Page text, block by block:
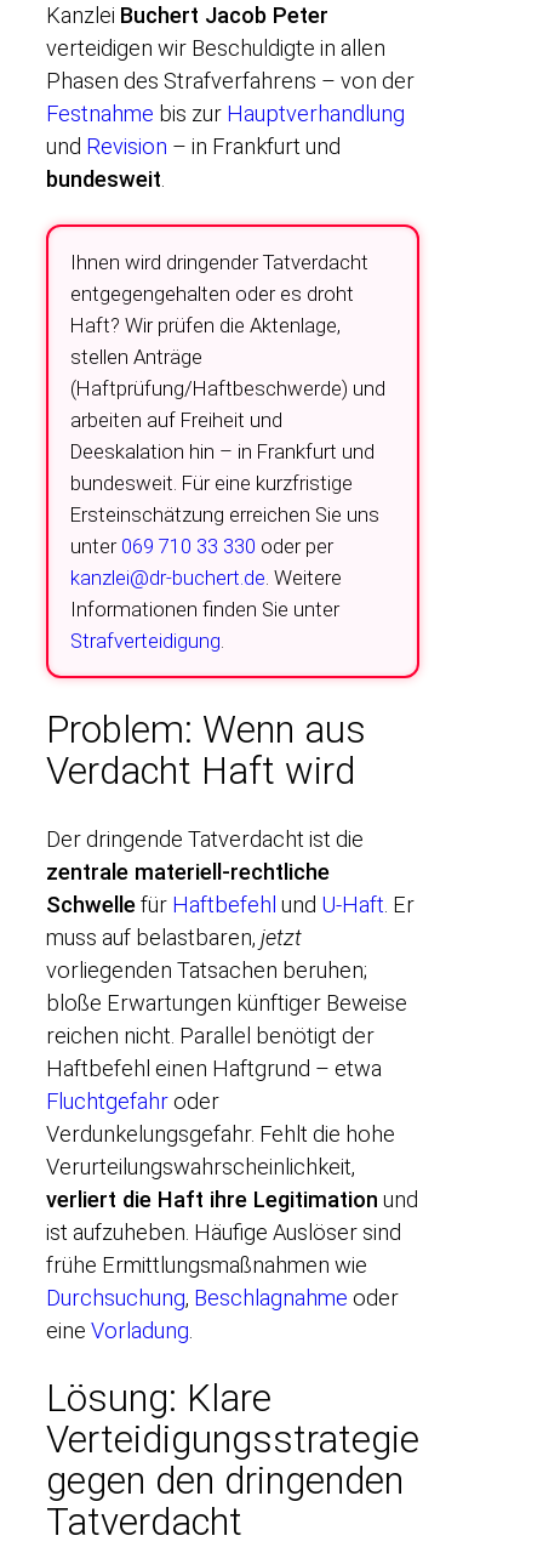
Kanzlei Buchert Jacob Peter
verteidigen wir Beschuldigte in allen
Phasen des Strafverfahrens – von der
Festnahme bis zur Hauptverhandlung
und Revision – in Frankfurt und
bundesweit
Ihnen wird dringender Tatverdacht
entgegengehalten oder es droht
Haft? Wir prüfen die Aktenlage,
stellen Anträge
(Haftprüfung/Haftbeschwerde) und
arbeiten auf Freiheit und
Deeskalation hin – in Frankfurt und
bundesweit. Für eine kurzfristige
Ersteinschätzung erreichen Sie uns
unter 069 710 33 330 oder per
kanzlei@dr-buchert.de . Weitere
Informationen finden Sie unter
Strafverteidigung
Problem: Wenn aus
Verdacht Haft wird
Der dringende Tatverdacht ist die
zentrale materiell-rechtliche
Schwellefür Haftbefehl und U-Haft. Er
muss auf belastbaren, jetzt
vorliegenden Tatsachen beruhen;
bloße Erwartungen künftiger Beweise
reichen nicht. Parallel benötigt der
Haftbefehl einen Haftgrund – etwa
Fluchtgefahroder
Verdunkelungsgefahr. Fehlt die hohe
Verurteilungswahrscheinlichkeit,
verliert die Haft ihre Legitimation und
ist aufzuheben. Häufige Auslöser sind
frühe Ermittlungsmaßnahmen wie
Durchsuchung, Beschlagnahme oder
eine Vorladung.
Lösung: Klare
Verteidigungsstrategie
gegen den dringenden
Tatverdacht